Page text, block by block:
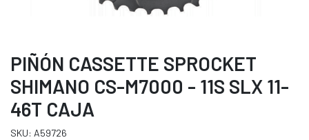
PIÑÓN CASSETTE SPROCKET
SHIMANO CS-M7000 - 11S SLX 11-
46T CAJA
SKU: A59726